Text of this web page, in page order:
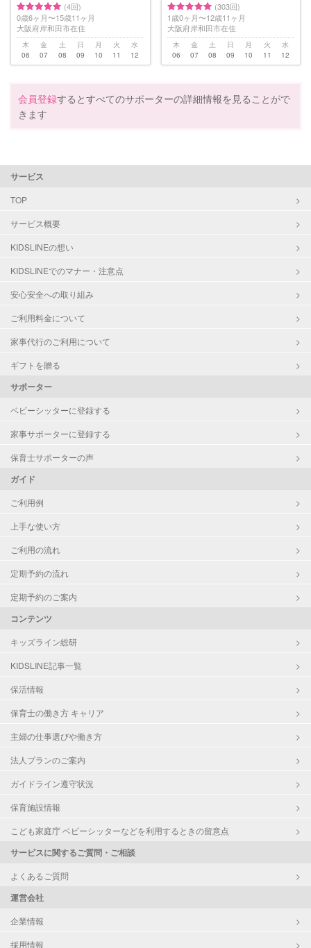
(4回)
0歳6ヶ月〜15歳11ヶ月
大阪府岸和田市在住
木
06
金
07
土
08
日
09
月
10
火
11
水
12
(303回)
1歳0ヶ月〜12歳11ヶ月
大阪府岸和田市在住
木
06
金
07
土
08
日
09
月
10
火
11
水
12
会員登録するとすべてのサポーターの詳細情報を見ることがで
きます
サービス
TOP
サービス概要
KIDSLINEの想い
KIDSLINEでのマナー・注意点
安心安全への取り組み
ご利用料金について
家事代行のご利用について
ギフトを贈る
サポーター
ベビーシッターに登録する
家事サポーターに登録する
保育士サポーターの声
ガイド
ご利用例
上手な使い方
ご利用の流れ
定期予約の流れ
定期予約のご案内
コンテンツ
キッズライン総研
KIDSLINE記事一覧
保活情報
保育士の働き方 キャリア
主婦の仕事選びや働き方
法人プランのご案内
ガイドライン遵守状況
保育施設情報
こども家庭庁 ベビーシッターなどを利用するときの留意点
サービスに関するご質問・ご相談
よくあるご質問
運営会社
企業情報
採用情報